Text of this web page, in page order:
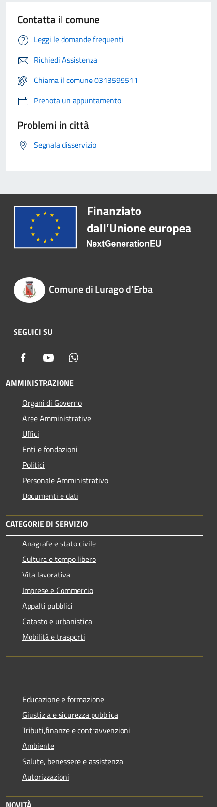
Contatta il comune
Leggi le domande frequenti
Richiedi Assistenza
Chiama il comune 0313599511
Prenota un appuntamento
Problemi in città
Segnala disservizio
Comune di Lurago d'Erba
SEGUICI SU
Facebook Youtube
AMMINISTRAZIONE
Organi di Governo
Aree Amministrative
Uffici
Enti e fondazioni
Politici
Personale Amministrativo
Documenti e dati
CATEGORIE DI SERVIZIO
Anagrafe e stato civile
Cultura e tempo libero
Vita lavorativa
Imprese e Commercio
Appalti pubblici
Catasto e urbanistica
Mobilità e trasporti
Educazione e formazione
Giustizia e sicurezza pubblica
Tributi,finanze e contravvenzioni
Ambiente
Salute, benessere e assistenza
Autorizzazioni
NOVITÀ